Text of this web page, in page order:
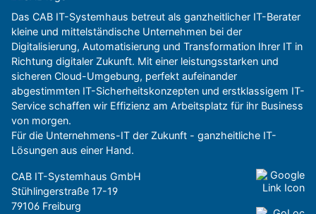
Das CAB IT-Systemhaus betreut als ganzheitlicher IT-Berater
kleine und mittelständische Unternehmen bei der
Digitalisierung, Automatisierung und Transformation Ihrer IT in
Richtung digitaler Zukunft. Mit einer leistungsstarken und
sicheren Cloud-Umgebung, perfekt aufeinander
abgestimmten IT-Sicherheitskonzepten und erstklassigem IT-
Service schaffen wir Effizienz am Arbeitsplatz für ihr Business
von morgen.
Für die Unternehmens-IT der Zukunft - ganzheitliche IT-
Lösungen aus einer Hand.
CAB IT-Systemhaus GmbH
Stühlingerstraße 17-19
79106 Freiburg